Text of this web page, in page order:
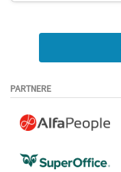
PARTNERE